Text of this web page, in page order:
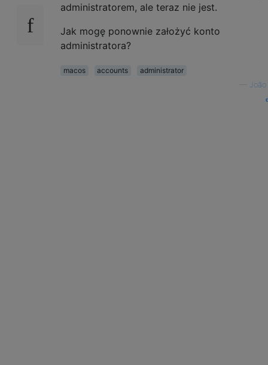
administratorem, ale teraz nie jest.
Jak mogę ponownie założyć konto
administratora?
macos accounts
administrator